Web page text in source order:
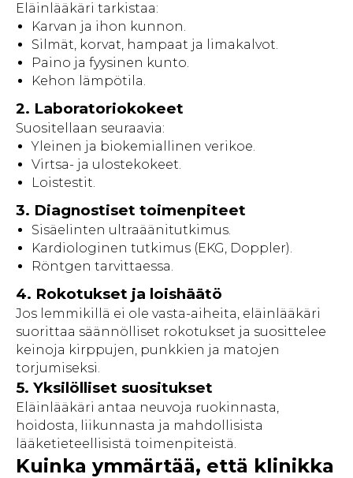
Eläinlääkäri tarkistaa:
Karvan ja ihon kunnon.
Silmät, korvat, hampaat ja limakalvot.
Paino ja fyysinen kunto.
Kehon lämpötila.
2. Laboratoriokokeet
Suositellaan seuraavia:
Yleinen ja biokemiallinen verikoe.
Virtsa- ja ulostekokeet.
Loistestit.
3. Diagnostiset toimenpiteet
Sisäelinten ultraäänitutkimus.
Kardiologinen tutkimus (EKG, Doppler).
Röntgen tarvittaessa.
4. Rokotukset ja loishäätö
Jos lemmikillä ei ole vasta-aiheita, eläinlääkäri
suorittaa säännölliset rokotukset ja suosittelee
keinoja kirppujen, punkkien ja matojen
torjumiseksi.
5. Yksilölliset suositukset
Eläinlääkäri antaa neuvoja ruokinnasta,
hoidosta, liikunnasta ja mahdollisista
lääketieteellisistä toimenpiteistä.
Kuinka ymmärtää, että klinikka